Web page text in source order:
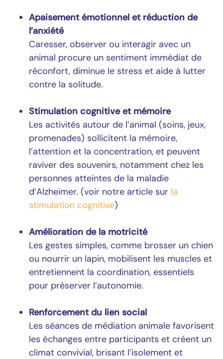
Apaisement émotionnel et réduction de
l’anxiété
Caresser, observer ou interagir avec un
animal procure un sentiment immédiat de
réconfort, diminue le stress et aide à lutter
contre la solitude.
Stimulation cognitive et mémoire
Les activités autour de l’animal (soins, jeux,
promenades) sollicitent la mémoire,
l’attention et la concentration, et peuvent
raviver des souvenirs, notamment chez les
personnes atteintes de la maladie
d’Alzheimer. (voir notre article sur la
stimulation cognitive)
Amélioration de la motricité
Les gestes simples, comme brosser un chien
ou nourrir un lapin, mobilisent les muscles et
entretiennent la coordination, essentiels
pour préserver l’autonomie.
Renforcement du lien social
Les séances de médiation animale favorisent
les échanges entre participants et créent un
climat convivial, brisant l’isolement et